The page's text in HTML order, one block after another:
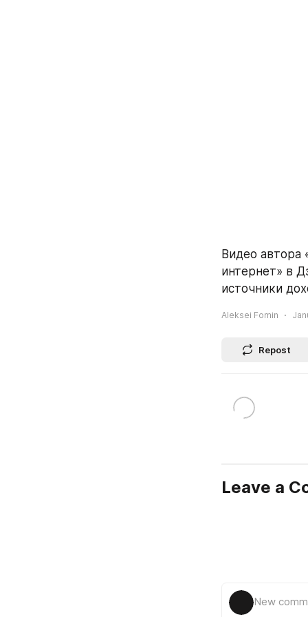
Видео автора
интернет» в
источники
Aleksei Fomin
Repost
Leave a